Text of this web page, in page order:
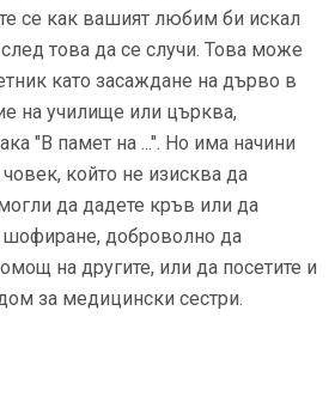
се как вашият любим би искал
това да се случи. Това може
като засаждане на дърво в
на училище или църква,
"В памет на ...". Но има начини
който не изисква да
да дадете кръв или да
шофиране, доброволно да
на другите, или да посетите и
за медицински сестри.